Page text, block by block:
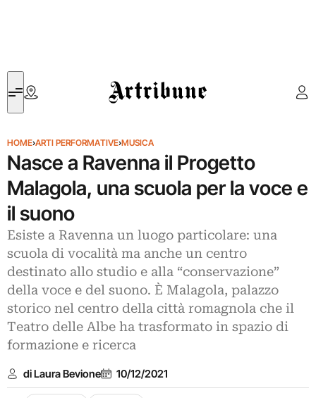
Artribune
HOME›ARTI PERFORMATIVE›MUSICA
Nasce a Ravenna il Progetto
Malagola, una scuola per la voce e
il suono
Esiste a Ravenna un luogo particolare: una
scuola di vocalità ma anche un centro
destinato allo studio e alla “conservazione”
della voce e del suono. È Malagola, palazzo
storico nel centro della città romagnola che il
Teatro delle Albe ha trasformato in spazio di
formazione e ricerca
di Laura Bevione 10/12/2021